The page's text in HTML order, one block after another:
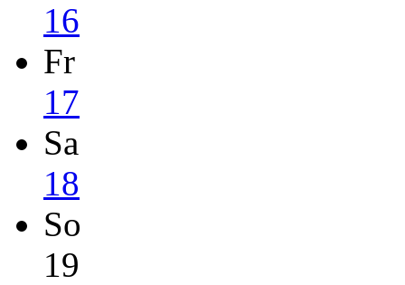
16
Fr
17
Sa
18
So
19